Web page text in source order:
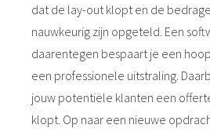
dat de lay-out klopt en de
nauwkeurig zijn opgeteld. Een
daarentegen bespaart je een
een professionele uitstraling.
jouw potentiële klanten een
klopt. Op naar een nieuwe